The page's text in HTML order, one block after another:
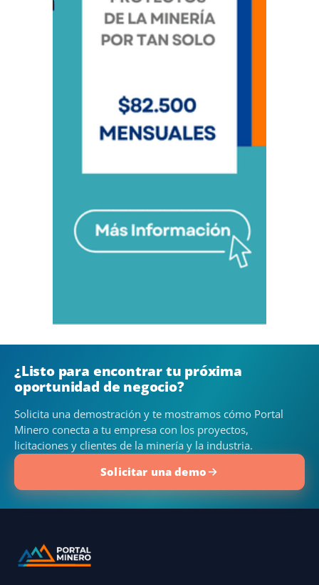
¿Listo para encontrar tu próxima
oportunidad de negocio?
Solicita una demostración y te mostramos cómo Portal
Minero conecta a tu empresa con los proyectos,
licitaciones y clientes de la minería y la industria.
Solicitar una demo